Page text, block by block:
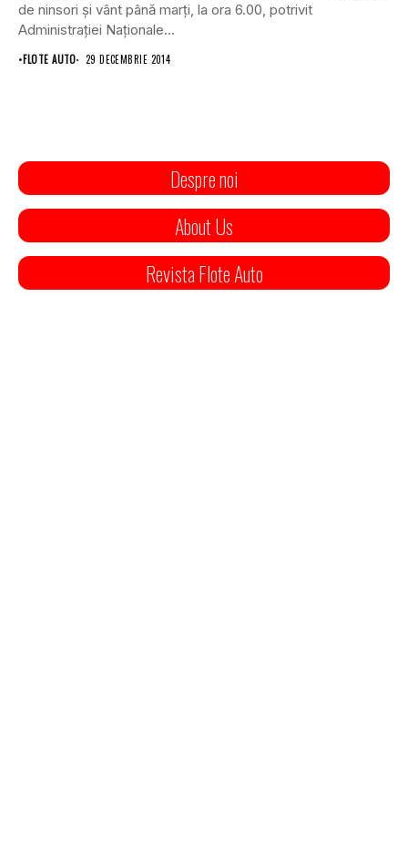
de ninsori şi vânt până marţi, la ora 6.00, potrivit
Administraţiei Naţionale...
•FLOTE AUTO 29 DECEMBRIE 2014
Despre noi
About Us
Revista Flote Auto